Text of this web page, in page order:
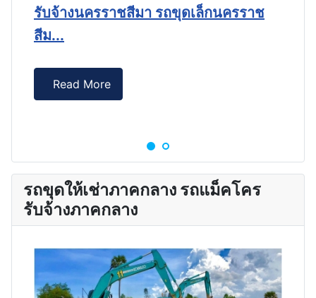
รับจ้างนครราชสีมา รถขุดเล็กนครราช
สีม...
Read More
รถขุดให้เช่าภาคกลาง รถแม็คโคร
รับจ้างภาคกลาง